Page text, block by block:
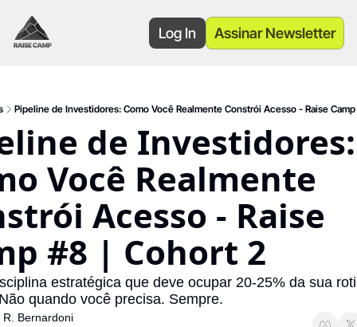
Log In Assinar Newsletter
Pipeline de Investidores: Como Você Realmente Constrói Acesso - Raise
de Investidores:
Você Realmente
Acesso - Raise
#8 | Cohort 2
estratégica que deve ocupar 20-25% da sua
quando você precisa. Sempre.
R. Bernardoni